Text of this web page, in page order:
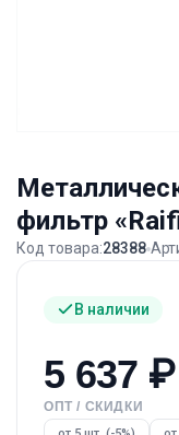
фильтр
Код товара:28388
В наличии
5 637 ₽
ОПТ / СКИДКИ